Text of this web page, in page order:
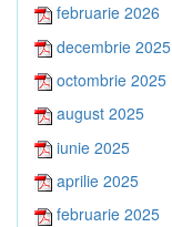
februarie 2026
decembrie 2025
octombrie 2025
august 2025
iunie 2025
aprilie 2025
februarie 2025